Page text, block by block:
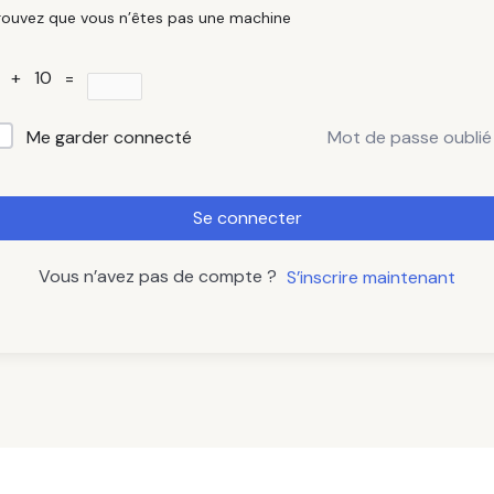
que vous n’êtes pas une machine
+ 10 =
Me garder connecté Mot de passe
Se connecter
Vous n’avez pas de compte ? S’inscrire maintenant